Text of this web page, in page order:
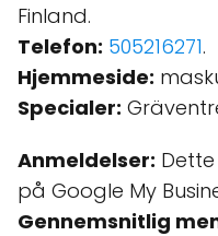
Finland.
Telefon: 505216271.
Hjemmeside:
Specialer:
Anmeldelser:
på Google My
Gennemsnitlig